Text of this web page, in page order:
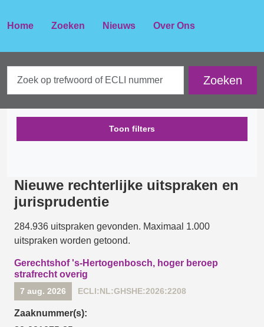
Home Zoeken Nieuws Over Ons
Toon filters
Nieuwe rechterlijke uitspraken en
jurisprudentie
284.936 uitspraken gevonden. Maximaal 1.000
uitspraken worden getoond.
Gerechtshof 's-Hertogenbosch, hoger beroep
strafrecht overig
7 aug. 2026 ECLI:NL:GHSHE:2026:2208
Zaaknummer(s):